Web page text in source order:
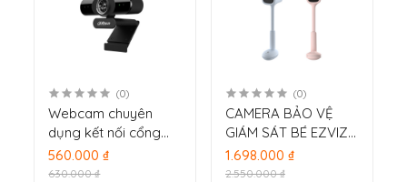
(0)
Webcam chuyên
dụng kết nối cổng
USB tiện lợi Dahua
HTI-UF2
560.000 ₫
630.000 ₫
(0)
CAMERA BẢO VỆ
GIÁM SÁT BÉ EZVIZ
BM1
1.698.000 ₫
2.550.000 ₫